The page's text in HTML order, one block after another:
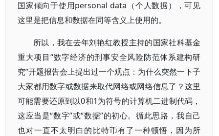
国家倾向于使用personal data（个人数据），可见
这里是把信息和数据在同等含义上使用的。
所以，我在去年刘艳红教授主持的国家社科基金
重大项目“数字经济的刑事安全风险防范体系建构研
究”开题报告会上提出过一个观点：为什么突然一下子
大家都用数字或数据来取代网络或网络信息了？这里
可能需要还原到以0和1为符号的计算机二进制代码，
这应当是“数字”或“数据”的初心。循此思路，我自己
也对一直不太明白的比特币有了一种顿悟，因为所